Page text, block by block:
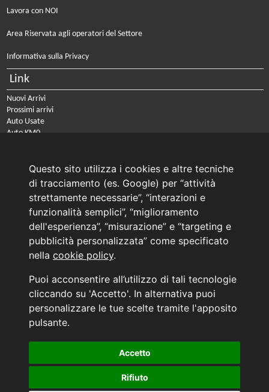
Questo sito utilizza i cookies e altre tecniche
di tracciamento (es. Google) per “attività
strettamente necessarie”, “interazioni e
funzionalità semplici”, “miglioramento
dell'esperienza”, “misurazione” e “targeting e
pubblicità personalizzata” come specificato
nella cookie policy.
Puoi acconsentire all’utilizzo di tali tecnologie
cliccando su 'Accetto'. In alternativa puoi
personalizzare le tue scelte tramite l'apposito
pulsante.
Accetto
Rifiuto
Lavora con NOI
Area Riservata agli operatori del Settore
Informativa sulla Privacy
Link
Nuovi Arrivi
Prossimi arrivi
Auto Usate
Auto KM0
PRENOTA IL TUO INTERVENTO DI OFFICINA
PRENOTA LA REVISIONE DELLA TUA AUTO
Consulente Online Usato: 0805608980
Consulente Online Hyundai: 0805608985
AUTO PLANET BARI SRL | BARI, via Zippitelli 32-34 - CAP 70132 | P.I. 05126720720
Generata in 0,051 secondi | 216.73.216.31
INFORMATIVA AI SENSI DELL'ART. 79 DEL REG. IVASS n° 40/2018
Aggiorna le tue preferenze di consenso alle tecnologie di tracciamento.